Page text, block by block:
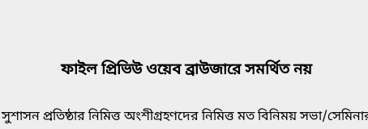
ফাইল প্রিভিউ ওয়েব ব্রাউজারে সমর্থিত নয়
সুশাসন প্রতিষ্ঠার নিমিত্ত অংশীগ্রহণদের নিমিত্ত মত বিনিময় সভা/